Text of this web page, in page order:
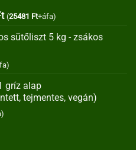
Current
is:
(25481 Ft+áfa)
sütőliszt 5 kg - zsákos
gríz alap
tejmentes, vegán)